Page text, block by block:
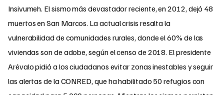
Insivumeh. El sismo más devastador reciente, en 2012, dejó 48
muertos en San Marcos. La actual crisis resalta la
vulnerabilidad de comunidades rurales, donde el 60% de las
viviendas son de adobe, según el censo de 2018. El presidente
Arévalo pidió a los ciudadanos evitar zonas inestables y seguir
las alertas de la CONRED, que ha habilitado 50 refugios con